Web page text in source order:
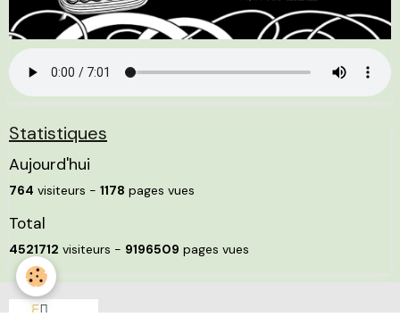
Statistiques
Aujourd'hui
764 visiteurs - 1178 pages vues
Total
4521712 visiteurs - 9196509 pages vues